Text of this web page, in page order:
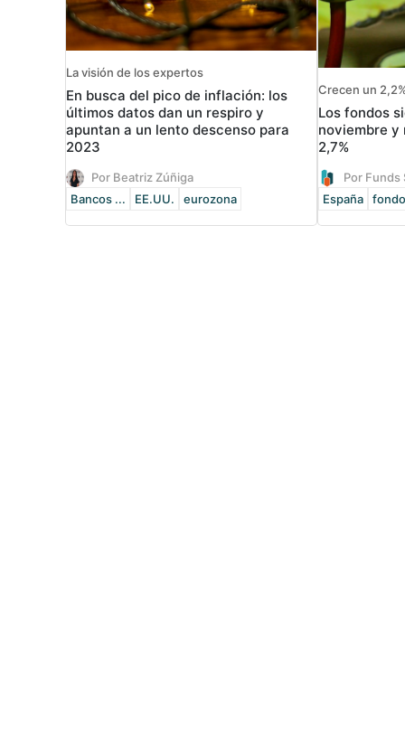
La visión de los expertos
En busca del pico de inflación: los
últimos datos dan un respiro y
apuntan a un lento descenso para
2023
Por Beatriz Zúñiga
Bancos ...
EE.UU. eurozona
Crecen un
Los fondos
noviembre y
2,7%
Por Funds
España